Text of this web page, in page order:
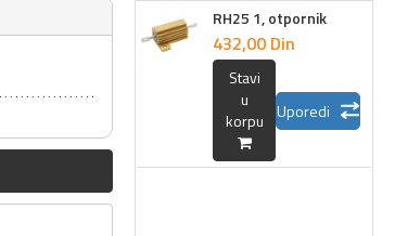
RH25 1, otpornik
432,00 Din
Stavi
u
korpu
Uporedi